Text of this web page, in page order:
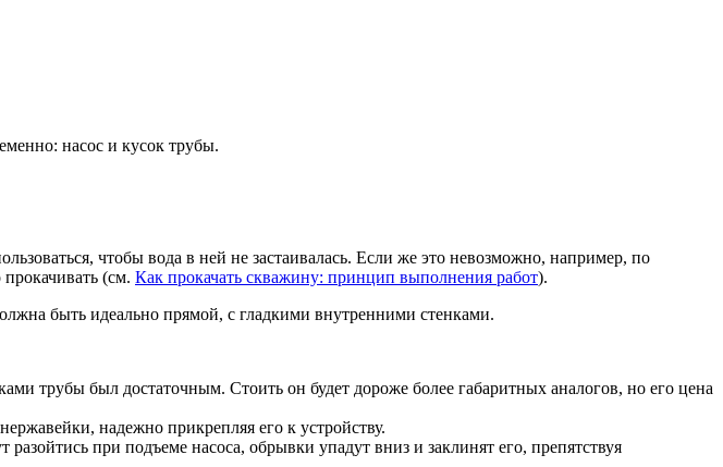
насос и кусок трубы.
чтобы вода в ней не застаивалась. Если же это невозможно, например, по
(см. Как прокачать скважину: принцип выполнения работ).
быть идеально прямой, с гладкими внутренними стенками.
трубы был достаточным. Стоить он будет дороже более габаритных аналогов, но его цена
надежно прикрепляя его к устройству.
при подъеме насоса, обрывки упадут вниз и заклинят его, препятствуя